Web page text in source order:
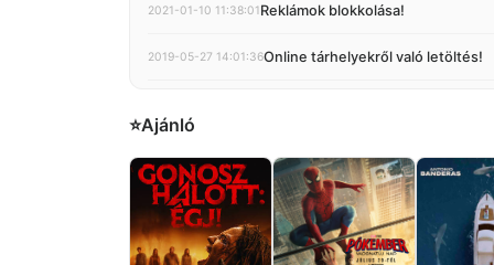
2021-01-10 11:38:01Reklámok blokkolása!
2019-05-27 14:01:36Online tárhelyekről való letöltés!
⭐Ajánló